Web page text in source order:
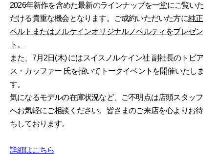
2026年新作を含めた最新のラインナップを一堂にご覧いた
だける貴重な機会となります。ご成約いただいた方に純正
ベルトまたはノルケインオリジナルノベルティをプレゼン
ト。
また、7月2日(木) にはスイスノルケイン社 副社長のトビア
ス・カッファー 氏を招いてトークイベントを開催いたしま
す。
気になるモデルの在庫状況など、ご不明点は店頭スタッフ
へお気軽にご相談ください。皆さまのご来店を心よりお待
ちしております。
詳細はこちら